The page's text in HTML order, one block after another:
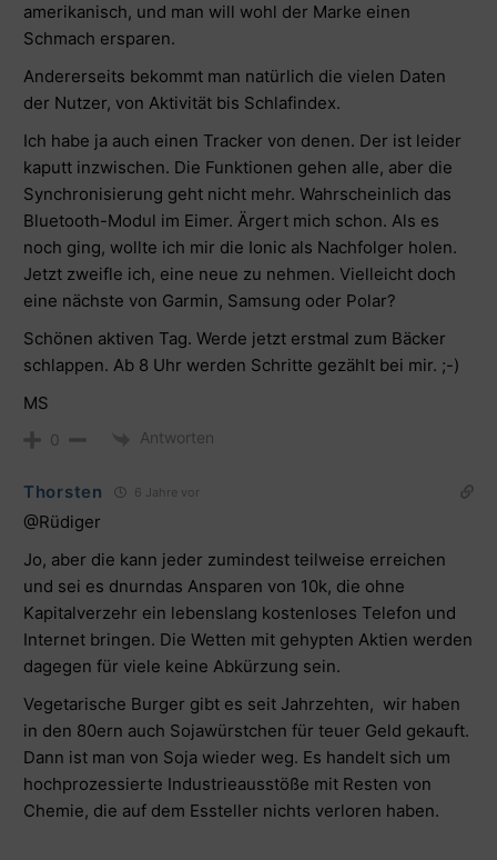
amerikanisch, und man will wohl der Marke einen
Schmach ersparen.
Andererseits bekommt man natürlich die vielen Daten
der Nutzer, von Aktivität bis Schlafindex.
Ich habe ja auch einen Tracker von denen. Der ist leider
kaputt inzwischen. Die Funktionen gehen alle, aber die
Synchronisierung geht nicht mehr. Wahrscheinlich das
Bluetooth-Modul im Eimer. Ärgert mich schon. Als es
noch ging, wollte ich mir die Ionic als Nachfolger holen.
Jetzt zweifle ich, eine neue zu nehmen. Vielleicht doch
eine nächste von Garmin, Samsung oder Polar?
Schönen aktiven Tag. Werde jetzt erstmal zum Bäcker
schlappen. Ab 8 Uhr werden Schritte gezählt bei mir. ;-)
MS
0 Antworten
Thorsten 6 Jahre vor
@Rüdiger
Jo, aber die kann jeder zumindest teilweise erreichen
und sei es dnurndas Ansparen von 10k, die ohne
Kapitalverzehr ein lebenslang kostenloses Telefon und
Internet bringen. Die Wetten mit gehypten Aktien werden
dagegen für viele keine Abkürzung sein.
Vegetarische Burger gibt es seit Jahrzehten, wir haben
in den 80ern auch Sojawürstchen für teuer Geld gekauft.
Dann ist man von Soja wieder weg. Es handelt sich um
hochprozessierte Industrieausstöße mit Resten von
Chemie, die auf dem Essteller nichts verloren haben.